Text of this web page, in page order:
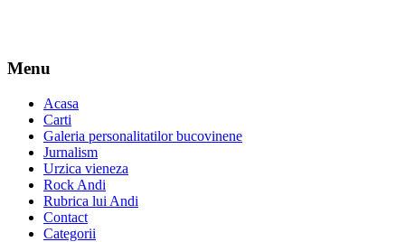
Menu
Acasa
Carti
Galeria personalitatilor bucovinene
Jurnalism
Urzica vieneza
Rock Andi
Rubrica lui Andi
Contact
Categorii